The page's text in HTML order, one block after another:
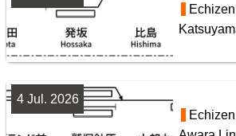
Tobu Railway
東武鉄道配線略図
4 Jul. 2026